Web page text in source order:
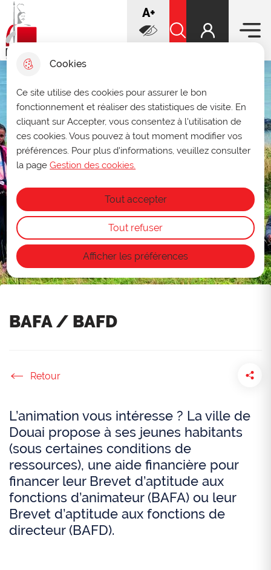
Cookies
Ce site utilise des cookies pour assurer le bon
fonctionnement et réaliser des statistiques de visite. En
cliquant sur Accepter, vous consentez à l'utilisation de
ces cookies. Vous pouvez à tout moment modifier vos
préférences. Pour plus d'informations, veuillez consulter
la pageGestion des cookies.
Afficher les préférences
Tout accepter
Tout refuser
au
menu
Aller au
contenu
principal
plan du
Infos ouverture des archives
municipales
Du 27 au 31 juillet, les archives seront
consultables uniquement sur rendez-vous
au 03 27 93 58 47ou par mail à
archives@ville-douai.fr
15 août.
Ville de Douai
decrease font
increase font
A+
Rechercher sur le
BAFA / BAFD
Accueil
L’animation vous intéresse ? La ville de
Douai propose à ses jeunes habitants
(sous certaines conditions de
ressources), une aide financière pour
financer leur Brevet d’aptitude aux
fonctions d’animateur (BAFA) ou leur
Brevet d’aptitude aux fonctions de
directeur (BAFD).